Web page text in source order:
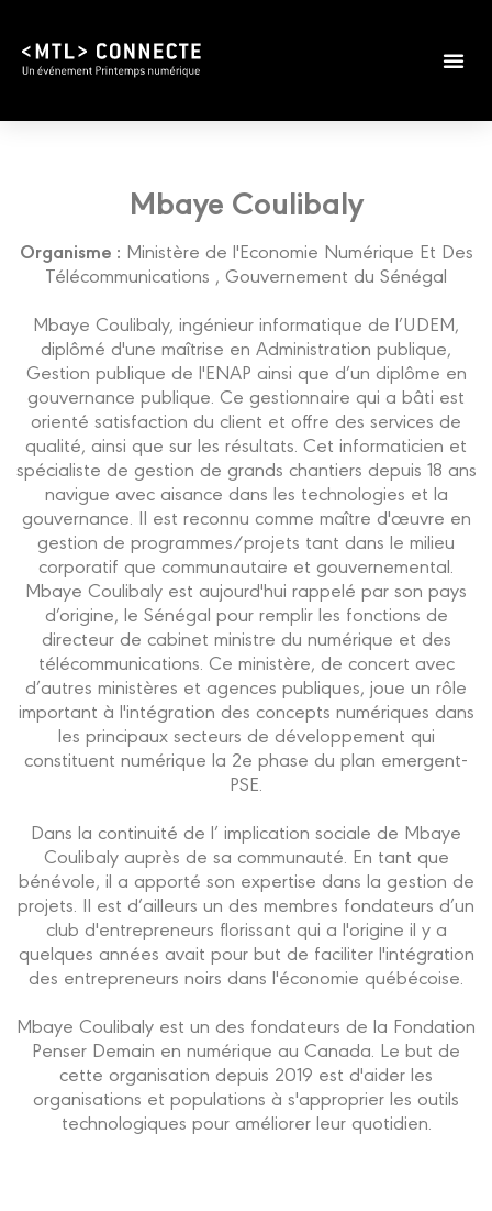
Mbaye Coulibaly
Organisme : Ministère de l'Economie Numérique Et Des
Télécommunications , Gouvernement du Sénégal
Mbaye Coulibaly, ingénieur informatique de l’UDEM,
diplômé d'une maîtrise en Administration publique,
Gestion publique de l'ENAP ainsi que d’un diplôme en
gouvernance publique. Ce gestionnaire qui a bâti est
orienté satisfaction du client et offre des services de
qualité, ainsi que sur les résultats. Cet informaticien et
spécialiste de gestion de grands chantiers depuis 18 ans
navigue avec aisance dans les technologies et la
gouvernance. Il est reconnu comme maître d'œuvre en
gestion de programmes/projets tant dans le milieu
corporatif que communautaire et gouvernemental.
Mbaye Coulibaly est aujourd'hui rappelé par son pays
d’origine, le Sénégal pour remplir les fonctions de
directeur de cabinet ministre du numérique et des
télécommunications. Ce ministère, de concert avec
d’autres ministères et agences publiques, joue un rôle
important à l'intégration des concepts numériques dans
les principaux secteurs de développement qui
constituent numérique la 2e phase du plan emergent-
PSE.
Dans la continuité de l’ implication sociale de Mbaye
Coulibaly auprès de sa communauté. En tant que
bénévole, il a apporté son expertise dans la gestion de
projets. Il est d’ailleurs un des membres fondateurs d’un
club d'entrepreneurs florissant qui a l'origine il y a
quelques années avait pour but de faciliter l'intégration
des entrepreneurs noirs dans l'économie québécoise.
Mbaye Coulibaly est un des fondateurs de la Fondation
Penser Demain en numérique au Canada. Le but de
cette organisation depuis 2019 est d'aider les
organisations et populations à s'approprier les outils
technologiques pour améliorer leur quotidien.